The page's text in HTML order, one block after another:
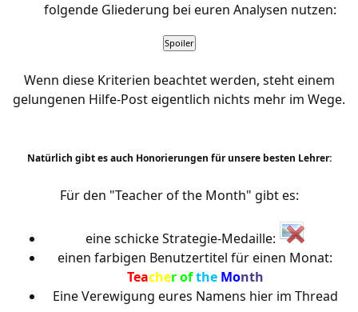
folgende Gliederung bei euren Analysen nutzen:
Wenn diese Kriterien beachtet werden, steht einem
gelungenen Hilfe-Post eigentlich nichts mehr im Wege.
Natürlich gibt es auch Honorierungen für unsere besten Lehrer:
Für den "Teacher of the Month" gibt es:
eine schicke Strategie-Medaille:
einen farbigen Benutzertitel für einen Monat:
TeacheroftheMonth
Eine Verewigung eures Namens hier im Thread